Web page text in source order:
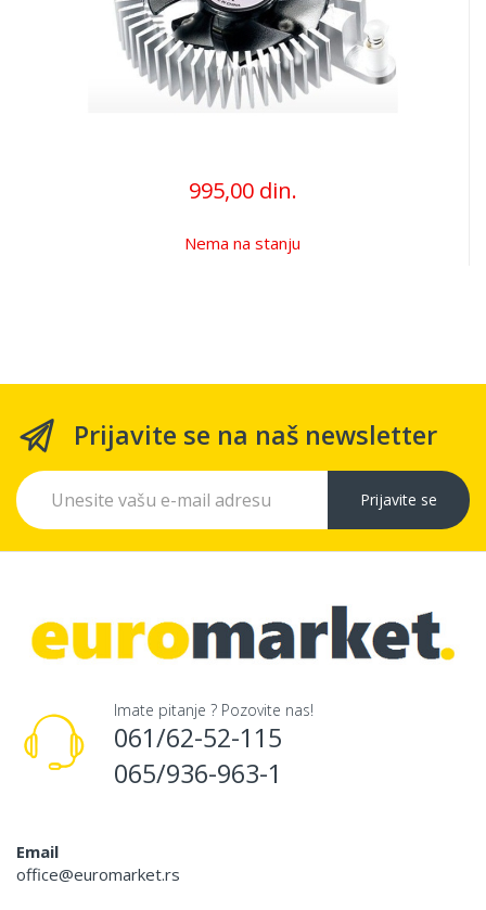
995,00 din.
Nema na stanju
Prijavite se na naš newsletter
Prijavite se
Imate pitanje ? Pozovite nas!
061/62-52-115
065/936-963-1
Email
office@euromarket.rs